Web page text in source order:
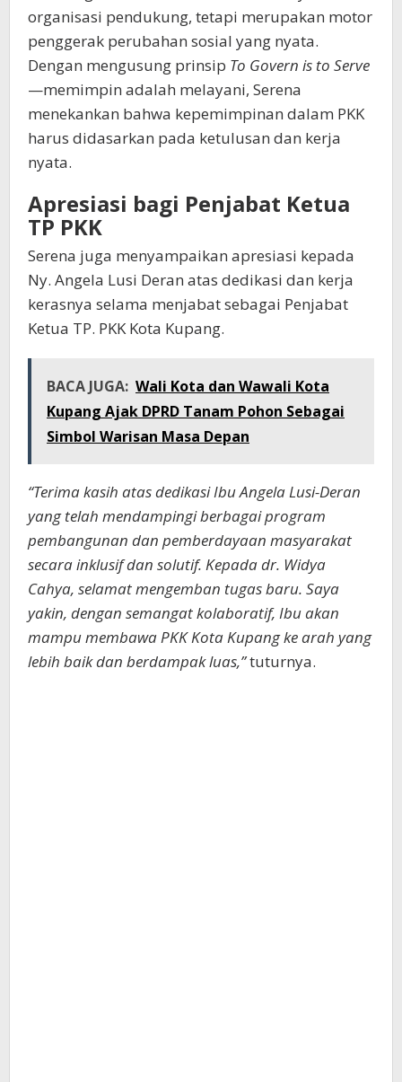
organisasi pendukung, tetapi merupakan motor
penggerak perubahan sosial yang nyata.
Dengan mengusung prinsip To Govern is to Serve
—memimpin adalah melayani, Serena
menekankan bahwa kepemimpinan dalam PKK
harus didasarkan pada ketulusan dan kerja
nyata.
Apresiasi bagi Penjabat Ketua
TP PKK
Serena juga menyampaikan apresiasi kepada
Ny. Angela Lusi Deran atas dedikasi dan kerja
kerasnya selama menjabat sebagai Penjabat
Ketua TP. PKK Kota Kupang.
BACA JUGA: Wali Kota dan Wawali Kota
Kupang Ajak DPRD Tanam Pohon Sebagai
Simbol Warisan Masa Depan
“Terima kasih atas dedikasi Ibu Angela Lusi-Deran
yang telah mendampingi berbagai program
pembangunan dan pemberdayaan masyarakat
secara inklusif dan solutif. Kepada dr. Widya
Cahya, selamat mengemban tugas baru. Saya
yakin, dengan semangat kolaboratif, Ibu akan
mampu membawa PKK Kota Kupang ke arah yang
lebih baik dan berdampak luas,”tuturnya.